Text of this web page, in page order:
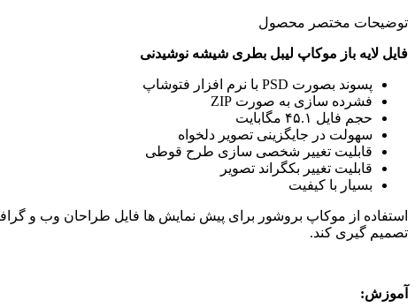
توضیحات مختصر محصول
فایل لایه باز موکاپ لیبل بطری شیشه نوشیدنی
پسوند بصورت PSD با نرم افزار فتوشاپ
فشرده سازی به صورت ZIP
حجم فایل ۴۵.۱ مگابایت
سهولت در جایگزینی تصویر دلخواه
قابلیت تغییر شخصی سازی طرح قوطی
قابلیت تغییر بکگراند تصویر
بسیار با کیفیت
استفاده از موکاپ بروشور برای پیش نمایش ها فایل طراحان وب و
تصمیم گیری کند.
آموزش: